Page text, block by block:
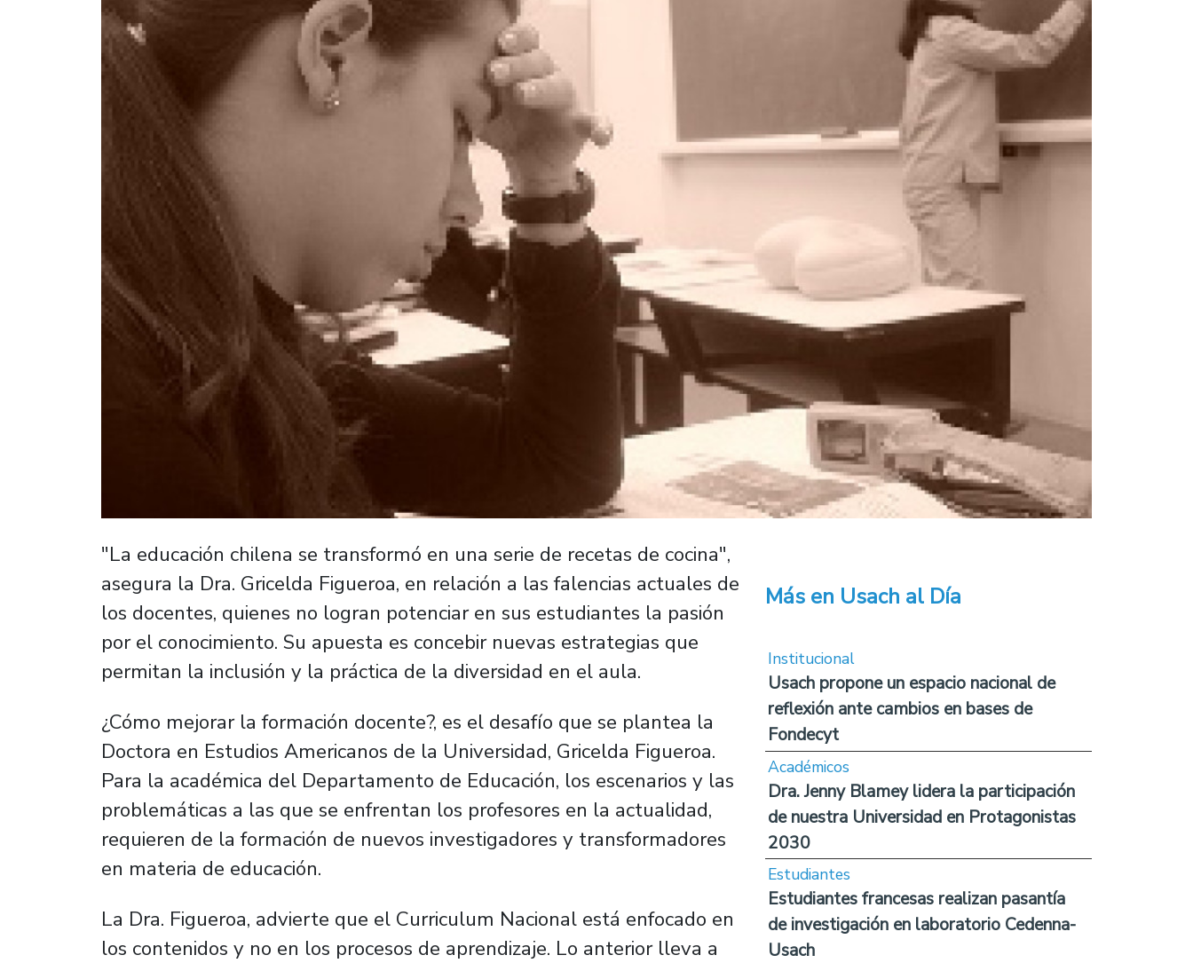
"La educación chilena se transformó en una serie de recetas de cocina",
asegura la Dra. Gricelda Figueroa, en relación a las falencias actuales de
los docentes, quienes no logran potenciar en sus estudiantes la pasión
por el conocimiento. Su apuesta es concebir nuevas estrategias que
permitan la inclusión y la práctica de la diversidad en el aula.
¿Cómo mejorar la formación docente?, es el desafío que se plantea la
Doctora en Estudios Americanos de la Universidad, Gricelda Figueroa.
Para la académica del Departamento de Educación, los escenarios y las
problemáticas a las que se enfrentan los profesores en la actualidad,
requieren de la formación de nuevos investigadores y transformadores
en materia de educación.
La Dra. Figueroa, advierte que el Curriculum Nacional está enfocado en
los contenidos y no en los procesos de aprendizaje. Lo anterior lleva a
Más en Usach al Día
Institucional
Usach propone un espacio nacional de
reflexión ante cambios en bases de
Fondecyt
Académicos
Dra. Jenny Blamey lidera la participación
de nuestra Universidad en Protagonistas
2030
Estudiantes
Estudiantes francesas realizan pasantía
de investigación en laboratorio Cedenna-
Usach